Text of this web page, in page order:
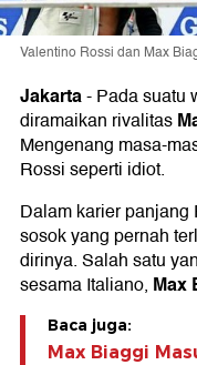
Valentino Rossi dan Max
Jakarta-Pada suatu
diramaikan rivalitas
Mengenang masa-
Rossi seperti idiot.
Dalam karier panjang
sosok yang pernah
dirinya. Salah satu
sesama Italiano, Max
Baca juga:
Max Biaggi